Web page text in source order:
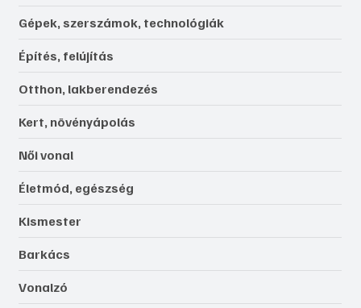
Gépek, szerszámok, technológiák
Építés, felújítás
Otthon, lakberendezés
Kert, növényápolás
Női vonal
Életmód, egészség
Kismester
Barkács
Vonalzó